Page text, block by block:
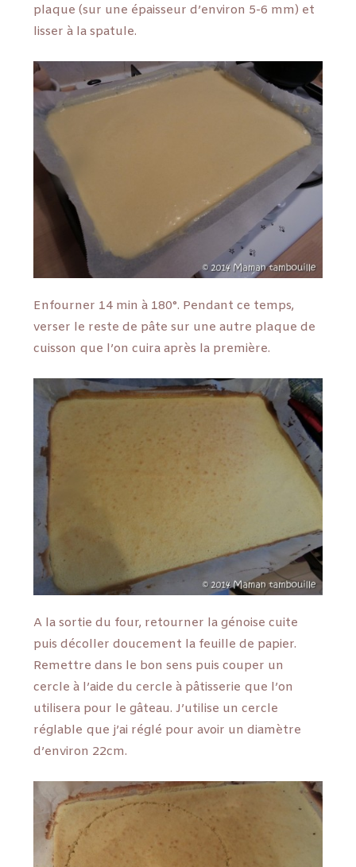
plaque (sur une épaisseur d’environ 5-6 mm) et
lisser à la spatule.
Enfourner 14 min à 180°. Pendant ce temps,
verser le reste de pâte sur une autre plaque de
cuisson que l’on cuira après la première.
A la sortie du four, retourner la génoise cuite
puis décoller doucement la feuille de papier.
Remettre dans le bon sens puis couper un
cercle à l’aide du cercle à pâtisserie que l’on
utilisera pour le gâteau. J’utilise un cercle
réglable que j’ai réglé pour avoir un diamètre
d’environ 22cm.